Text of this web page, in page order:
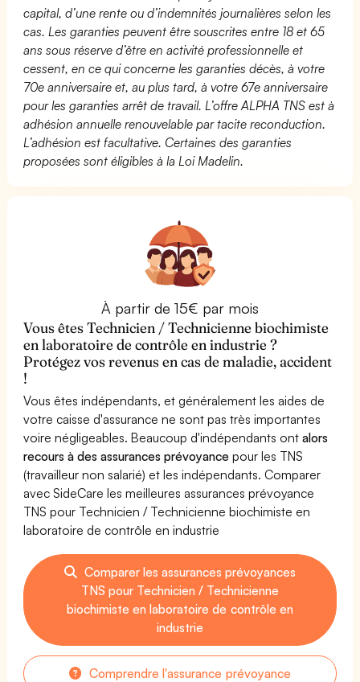
capital, d’une rente ou d’indemnités journalières selon les
cas. Les garanties peuvent être souscrites entre 18 et 65
ans sous réserve d’être en activité professionnelle et
cessent, en ce qui concerne les garanties décès, à votre
70e anniversaire et, au plus tard, à votre 67e anniversaire
pour les garanties arrêt de travail. L’offre ALPHA TNS est à
adhésion annuelle renouvelable par tacite reconduction.
L’adhésion est facultative. Certaines des garanties
proposées sont éligibles à la Loi Madelin.
À partir de 15€ par mois
Vous êtes Technicien / Technicienne biochimiste
en laboratoire de contrôle en industrie ?
Protégez vos revenus en cas de maladie, accident
!
Vous êtes indépendants, et généralement les aides de
votre caisse d'assurance ne sont pas très importantes
voire négligeables. Beaucoup d'indépendants ontalors
recours à des assurances prévoyance pour les TNS
(travailleur non salarié) et les indépendants. Comparer
avec SideCare les meilleures assurances prévoyance
TNS pour Technicien / Technicienne biochimiste en
laboratoire de contrôle en industrie
Comparer les assurances prévoyances
TNS pour Technicien / Technicienne
biochimiste en laboratoire de contrôle en
industrie
Comprendre l'assurance prévoyance